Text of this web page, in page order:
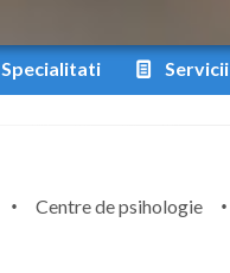
Specialitati Servicii
Centre de psihologie